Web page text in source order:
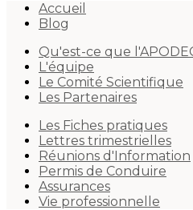
Accueil
Blog
Qu'est-ce que
L'équipe
Le Comité Scientifique
Les Partenaires
Les Fiches pratiques
Lettres trimestrielles
Réunions d'Information
Permis de Conduire
Assurances
Vie professionnelle